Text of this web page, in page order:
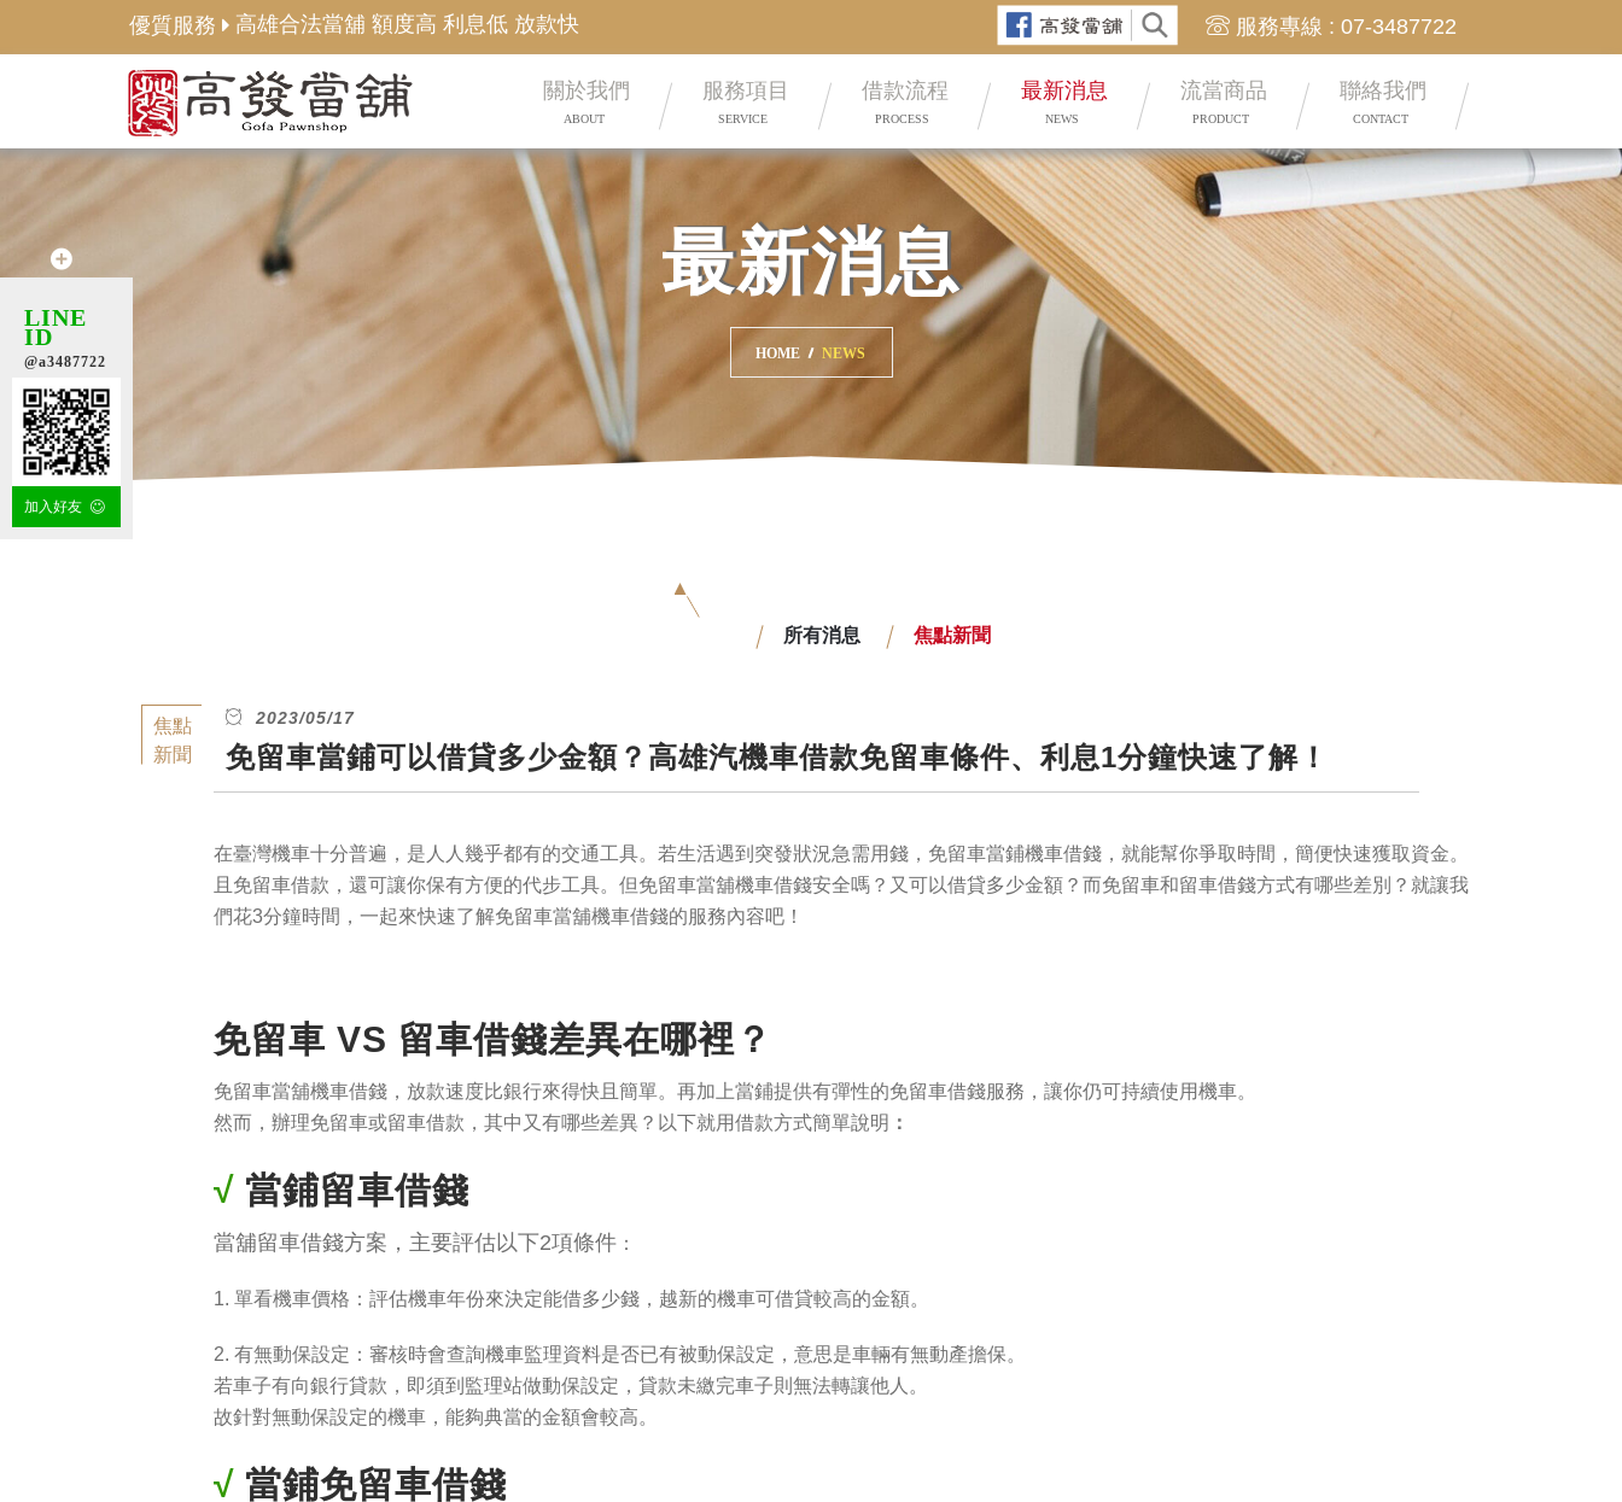
優質服務 政府立案 合法計息 借貸有保障 挑戰大高雄最低利 汽車借款.機車借款.黃金.名錶 利息1% 高雄合法當舖 額度高 利息
服務專線 : 07-3487722
關於我們
ABOUT
服務項目
SERVICE
借款流程
PROCESS
最新消息
NEWS
流當商品
PRODUCT
聯絡我們
CONTACT
LINE
ID
@a3487722
加入好友
最新消息
HOME NEWS
所有消息 焦點新聞
焦點
新聞
2023/05/17
免留車當鋪可以借貸多少金額？高雄汽機車借款免留車條件、利息1分鐘快速了解！
在臺灣機車十分普遍，是人人幾乎都有的交通工具。若生活遇到突發狀況急需用錢，免留車當鋪機車借錢，就能幫你爭取時間，簡便快速獲取資金。
且免留車借款，還可讓你保有方便的代步工具。但免留車當舖機車借錢安全嗎？又可以借貸多少金額？而免留車和留車借錢方式有哪些差別？就讓我
們花3分鐘時間，一起來快速了解免留車當舖機車借錢的服務內容吧！
免留車 VS 留車借錢差異在哪裡？
免留車當舖機車借錢，放款速度比銀行來得快且簡單。再加上當鋪提供有彈性的免留車借錢服務，讓你仍可持續使用機車。
然而，辦理免留車或留車借款，其中又有哪些差異？以下就用借款方式簡單說明 ：
√ 當鋪留車借錢
當舖留車借錢方案，主要評估以下2項條件 ：
1. 單看機車價格：評估機車年份來決定能借多少錢，越新的機車可借貸較高的金額。
2. 有無動保設定：審核時會查詢機車監理資料是否已有被動保設定，意思是車輛有無動產擔保。
若車子有向銀行貸款，即須到監理站做動保設定，貸款未繳完車子則無法轉讓他人。
故針對無動保設定的機車，能夠典當的金額會較高。
√ 當鋪免留車借錢